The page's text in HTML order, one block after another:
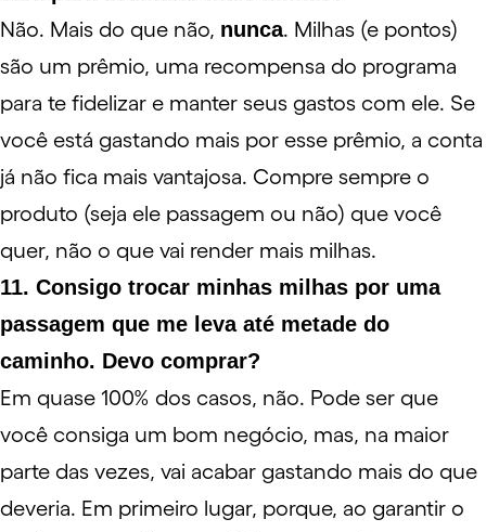
Não. Mais do que não, nunca. Milhas (e pontos)
são um prêmio, uma recompensa do programa
para te fidelizar e manter seus gastos com ele. Se
você está gastando mais por esse prêmio, a conta
já não fica mais vantajosa. Compre sempre o
produto (seja ele passagem ou não) que você
quer, não o que vai render mais milhas.
11. Consigo trocar minhas milhas por uma
passagem que me leva até metade do
caminho. Devo comprar?
Em quase 100% dos casos, não. Pode ser que
você consiga um bom negócio, mas, na maior
parte das vezes, vai acabar gastando mais do que
deveria. Em primeiro lugar, porque, ao garantir o